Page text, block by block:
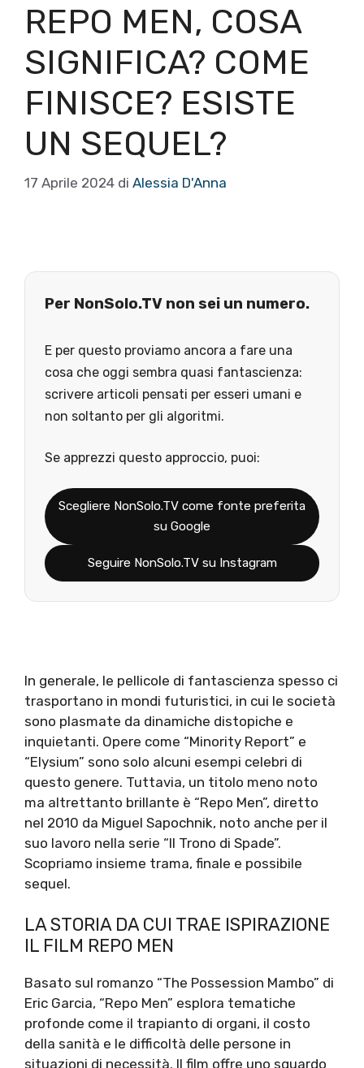
REPO MEN, COSA
SIGNIFICA? COME
FINISCE? ESISTE
UN SEQUEL?
17 Aprile 2024 di Alessia D'Anna
Per NonSolo.TV non sei un numero.
E per questo proviamo ancora a fare una
cosa che oggi sembra quasi fantascienza:
scrivere articoli pensati per esseri umani e
non soltanto per gli algoritmi.
Se apprezzi questo approccio, puoi:
Scegliere NonSolo.TV come fonte preferita
su Google
Seguire NonSolo.TV su Instagram
In generale, le pellicole di fantascienza spesso ci
trasportano in mondi futuristici, in cui le società
sono plasmate da dinamiche distopiche e
inquietanti. Opere come “Minority Report” e
“Elysium” sono solo alcuni esempi celebri di
questo genere. Tuttavia, un titolo meno noto
ma altrettanto brillante è “Repo Men”, diretto
nel 2010 da Miguel Sapochnik, noto anche per il
suo lavoro nella serie “Il Trono di Spade”.
Scopriamo insieme trama, finale e possibile
sequel.
LA STORIA DA CUI TRAE ISPIRAZIONE
IL FILM REPO MEN
Basato sul romanzo “The Possession Mambo” di
Eric Garcia, “Repo Men” esplora tematiche
profonde come il trapianto di organi, il costo
della sanità e le difficoltà delle persone in
situazioni di necessità. Il film offre uno sguardo